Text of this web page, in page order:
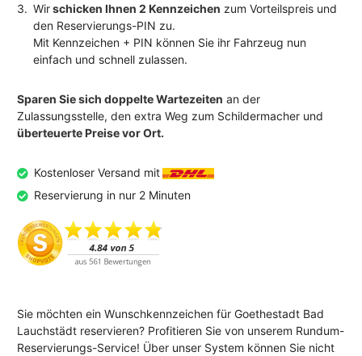
3. Wirschicken Ihnen 2 Kennzeichen zum Vorteilspreis und
den Reservierungs-PIN zu.
Mit Kennzeichen + PIN können Sie ihr Fahrzeug nun
einfach und schnell zulassen.
Sparen Sie sich doppelte Wartezeiten an der
Zulassungsstelle, den extra Weg zum Schildermacher und
überteuerte Preise vor Ort.
Kostenloser Versand mit
Reservierung in nur 2 Minuten
Sie möchten ein Wunschkennzeichen für Goethestadt Bad
Lauchstädt reservieren? Profitieren Sie von unserem Rundum-
Reservierungs-Service! Über unser System können Sie nicht